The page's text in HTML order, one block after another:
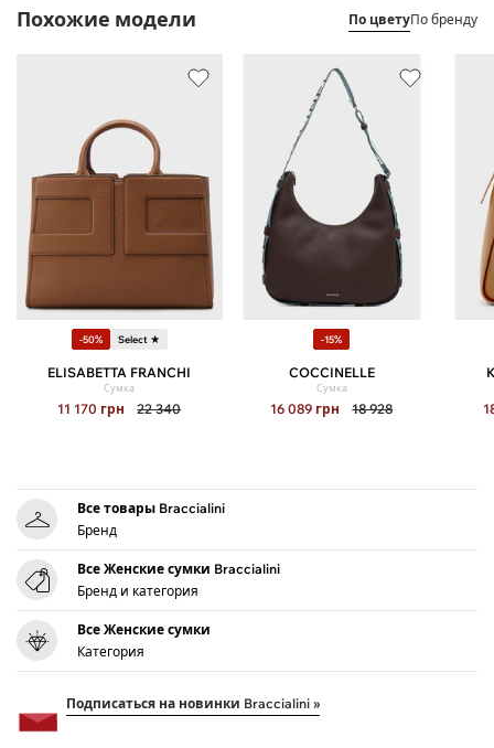
Похожие модели По цветуПо бренду
-50% Select ★
ELISABETTA FRANCHI
Сумка
11 170 грн 22 340
-15%
COCCINELLE
Сумка
16 089 грн 18 928
Все товары Braccialini
Бренд
Все Женские сумки Braccialini
Бренд и категория
Все Женские сумки
Категория
Подписаться на новинки Braccialini »